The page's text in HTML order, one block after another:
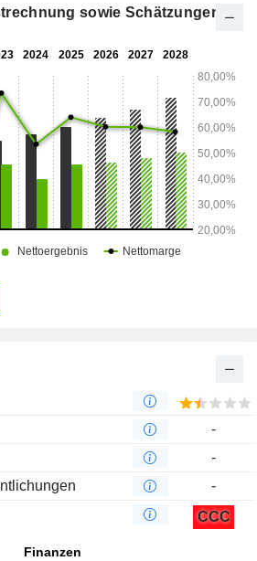
welche fortschrittliche
Infrastruktur und andere.
sowie Schätzungen
-
-
-
CCC